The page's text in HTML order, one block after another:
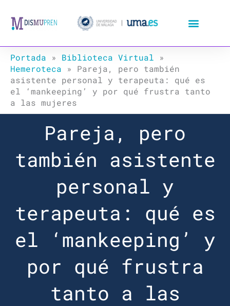
Portada » Biblioteca Virtual »
Hemeroteca » Pareja, pero también
asistente personal y terapeuta: qué es
el ‘mankeeping’ y por qué frustra tanto
a las mujeres
Pareja, pero
también asistente
personal y
terapeuta: qué es
el ‘mankeeping’ y
por qué frustra
tanto a las